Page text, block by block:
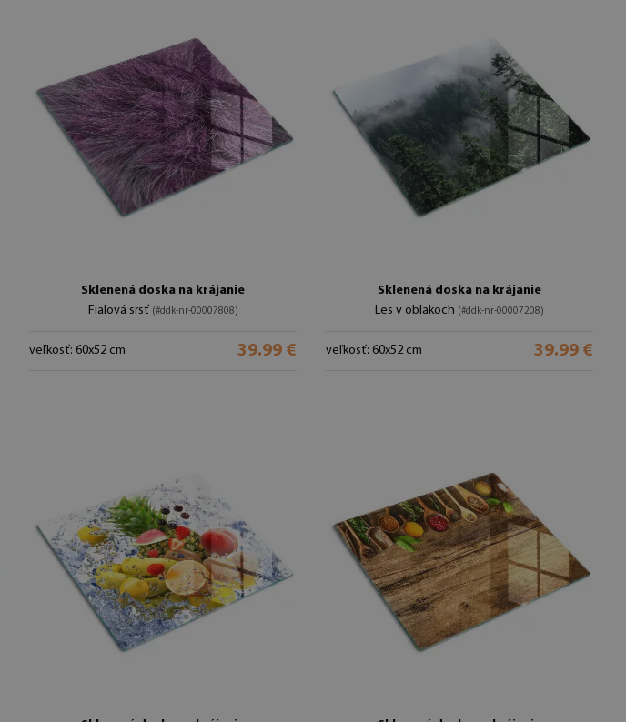
Sklenená doska na krájanie
Fialová srsť (#ddk-nr-00007808)
veľkosť: 60x52 cm 39.99 €
Sklenená doska na krájanie
Les v oblakoch (#ddk-nr-00007208)
veľkosť: 60x52 cm 39.99 €